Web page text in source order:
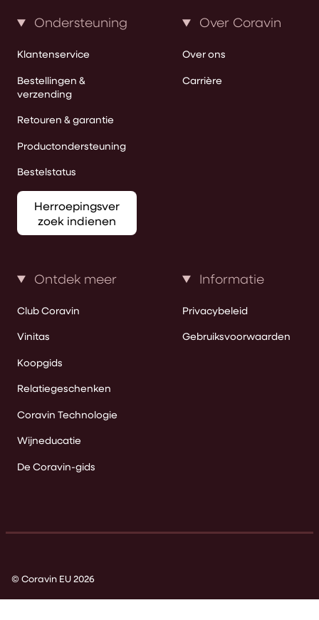
Ondersteuning
Klantenservice
Bestellingen &
verzending
Retouren & garantie
Productondersteuning
Bestelstatus
Herroepingsver
zoek indienen
Over Coravin
Over ons
Carrière
Ontdek meer
Club Coravin
Vinitas
Koopgids
Relatiegeschenken
Coravin Technologie
Wijneducatie
De Coravin-gids
Informatie
Privacybeleid
Gebruiksvoorwaarden
© Coravin EU 2026